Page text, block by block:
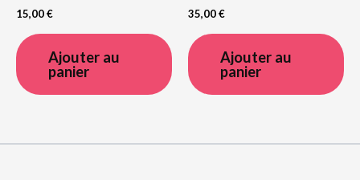
15,00€
Ajouter au
panier
35,00€
Ajouter au
panier